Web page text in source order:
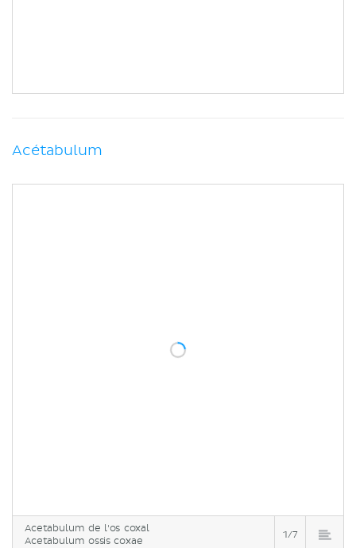
Acétabulum
Acetabulum de l'os coxal
Acetabulum ossis coxae
1/7